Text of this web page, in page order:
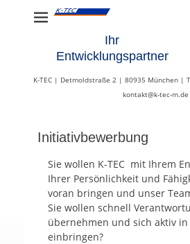
Ihr
Entwicklungspartner
K-TEC | Detmoldstraße 2 | 80935 München |
kontakt@k-tec-m.de
Initiativbewerbung
Sie wollen K-TEC mit Ihrem
Ihrer Persönlichkeit und
voran bringen und unser
Sie wollen schnell
übernehmen und sich aktiv in
einbringen?